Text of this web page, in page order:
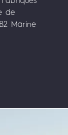
de
Marine